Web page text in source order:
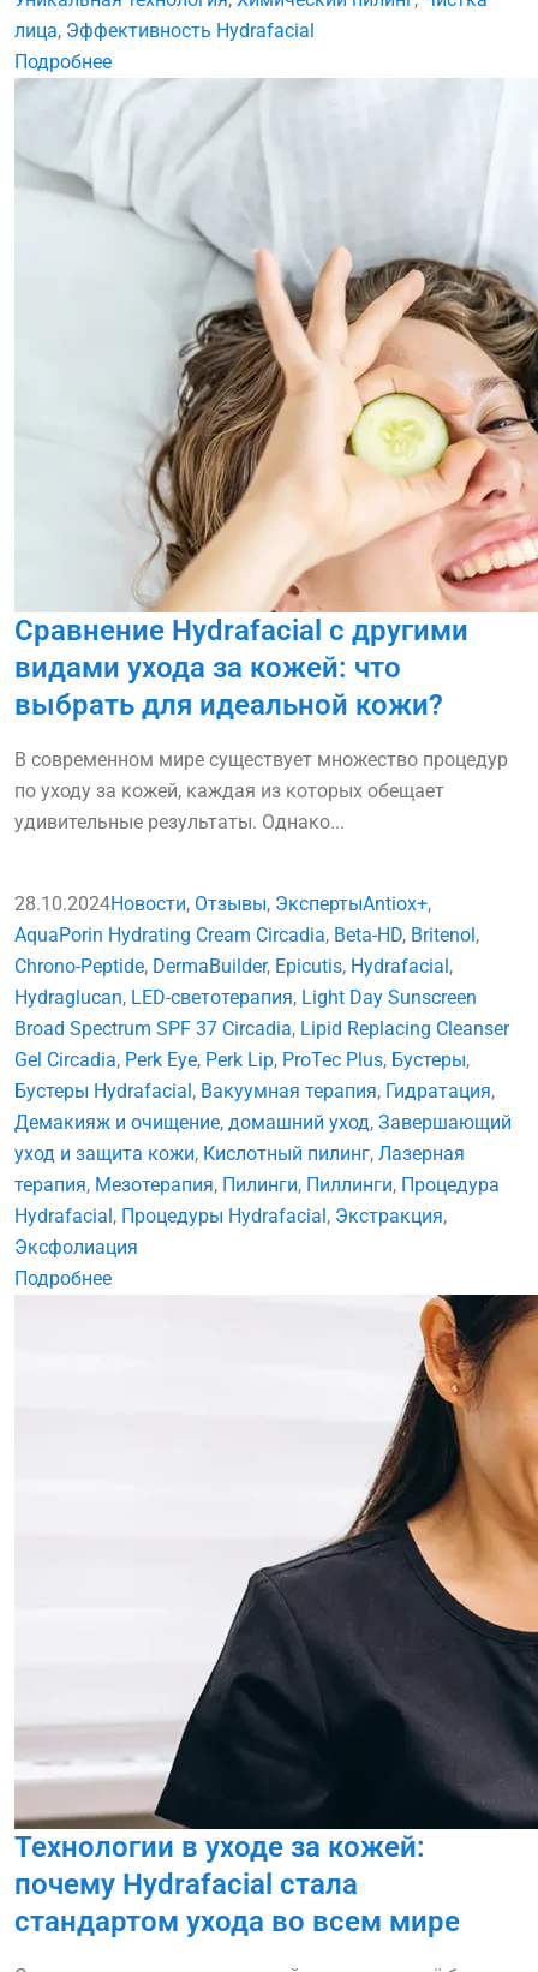
лица, Эффективность Hydrafacial
Подробнее
Сравнение Hydrafacial с другими
видами ухода за кожей: что
выбрать для идеальной кожи?
В современном мире существует множество процедур
по уходу за кожей, каждая из которых обещает
удивительные результаты. Однако...
28.10.2024Новости, Отзывы, ЭкспертыAntiox+,
AquaPorin Hydrating Cream Circadia, Beta-HD, Britenol ,
Chrono-Peptide, DermaBuilder, Epicutis, Hydrafacial ,
Hydraglucan, LED-светотерапия, Light Day Sunscreen
Broad Spectrum SPF 37 Circadia, Lipid Replacing Cleanser
Gel Circadia, Perk Eye, Perk Lip, ProTec Plus, Бустеры,
Бустеры Hydrafacial , Вакуумная терапия, Гидратация,
Демакияж и очищение, домашний уход, Завершающий
уход и защита кожи, Кислотный пилинг, Лазерная
терапия, Мезотерапия, Пилинги, Пиллинги, Процедура
Hydrafacial , Процедуры Hydrafacial , Экстракция,
Эксфолиация
Подробнее
Технологии в уходе за кожей:
почему Hydrafacial стала
стандартом ухода во всем мире